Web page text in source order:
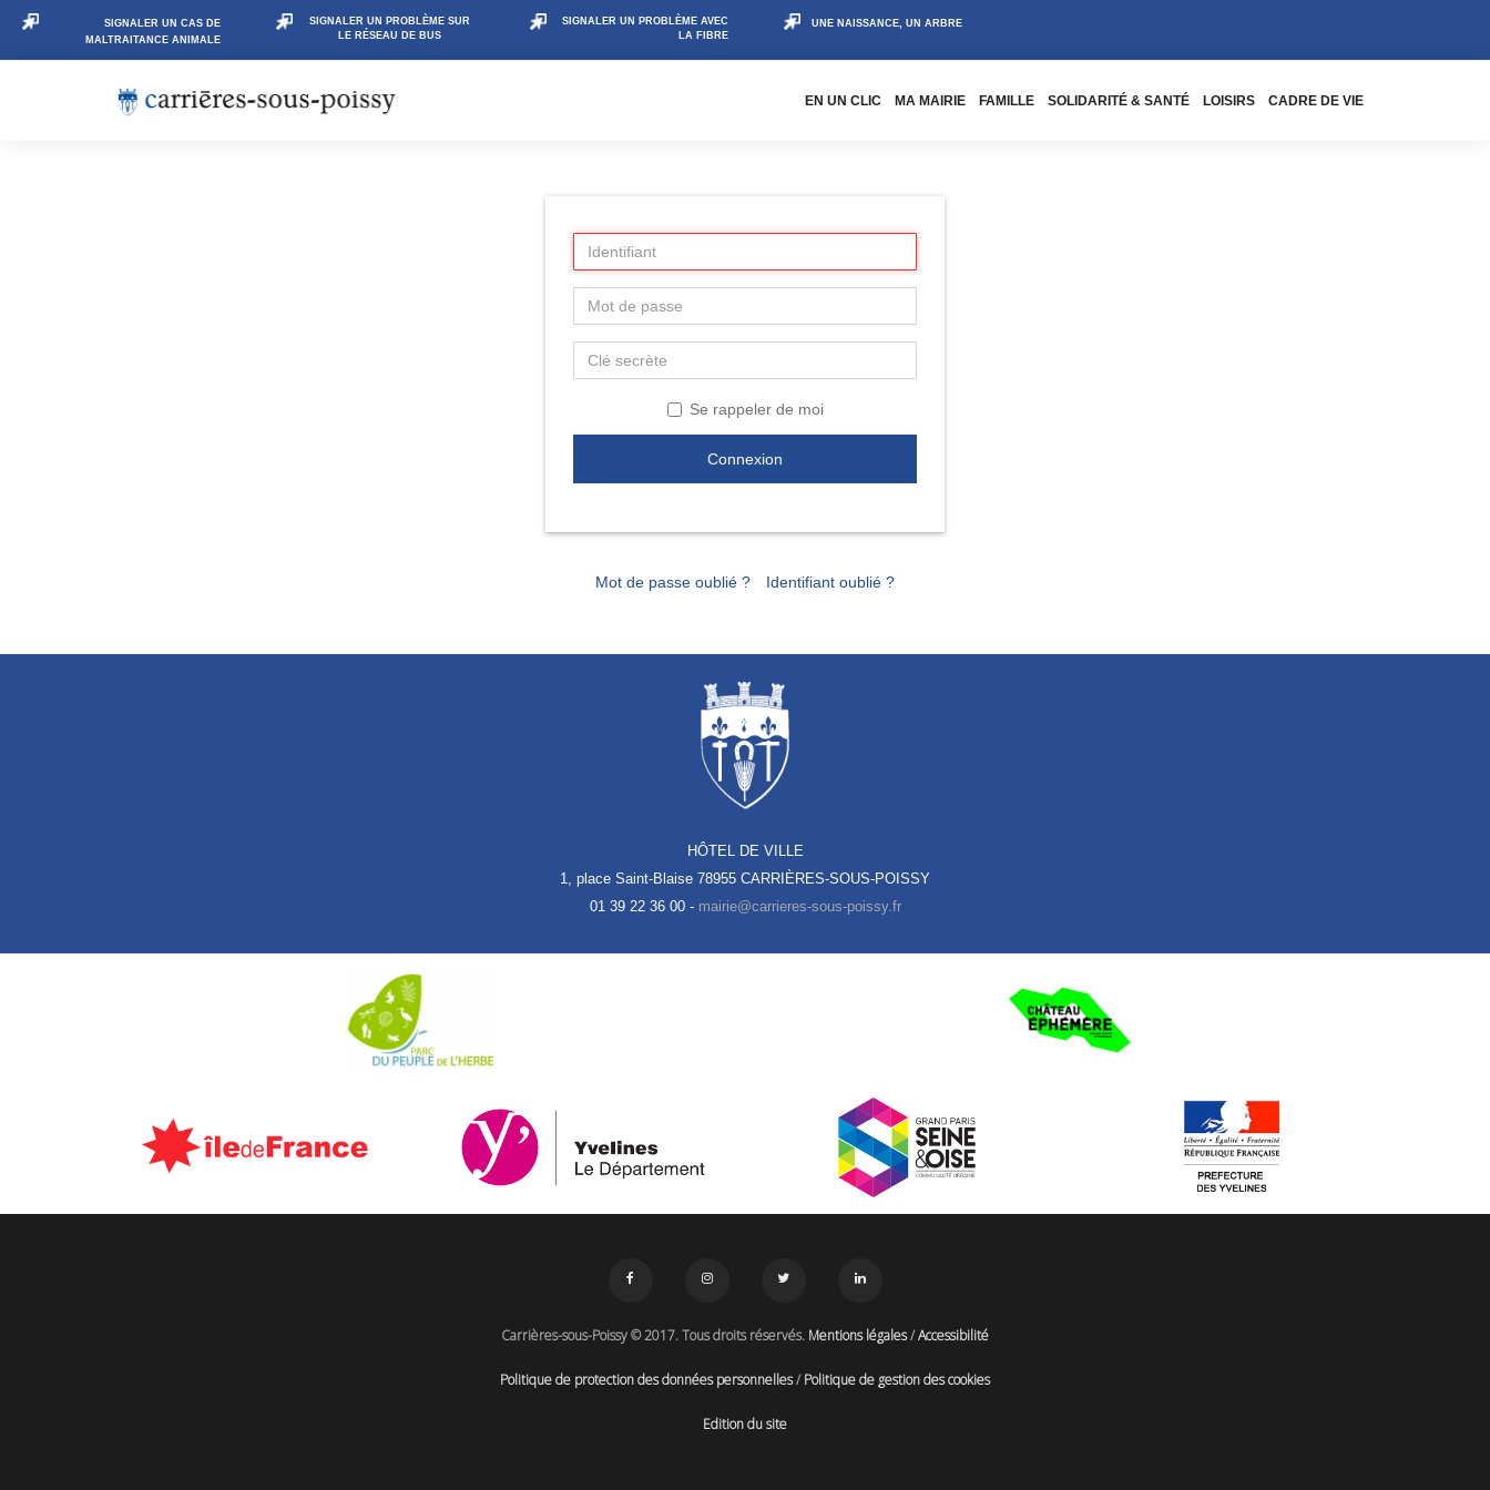
SIGNALER UN CAS DE
MALTRAITANCE ANIMALE
SIGNALER UN PROBLÈME SUR
LE RÉSEAU DE BUS
SIGNALER UN PROBLÈME AVEC
LA FIBRE
UNE NAISSANCE, UN ARBRE
EN UN CLIC MA MAIRIE FAMILLE SOLIDARITÉ & SANTÉ LOISIRS CADRE DE VIE
Se rappeler de moi
Connexion
Mot de passe oublié ? Identifiant oublié ?
HÔTEL DE VILLE
1, place Saint-Blaise 78955 CARRIÈRES-SOUS-POISSY
01 39 22 36 00 -
Carrières-sous-Poissy © 2017. Tous droits réservés. Mentions légales/Accessibilité
Politique de protection des données personnelles/Politique de gestion des cookies
Edition du site